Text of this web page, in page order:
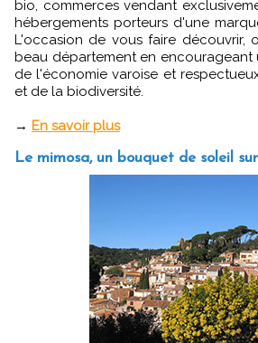
bio, commerces vendant
hébergements porteurs d'une
L'occasion de vous faire découvrir,
beau département en encourageant
de l'économie varoise et
et de la biodiversité.
→ En savoir plus
Le mimosa, un bouquet de soleil